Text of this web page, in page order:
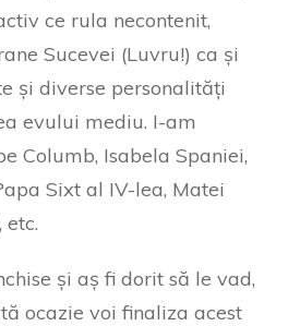
ce rula necontenit,
Sucevei (Luvru!) ca și
și diverse personalități
evului mediu. I-am
Columb, Isabela Spaniei,
Sixt al IV-lea, Matei
etc.
și aș fi dorit să le vad,
ocazie voi finaliza acest